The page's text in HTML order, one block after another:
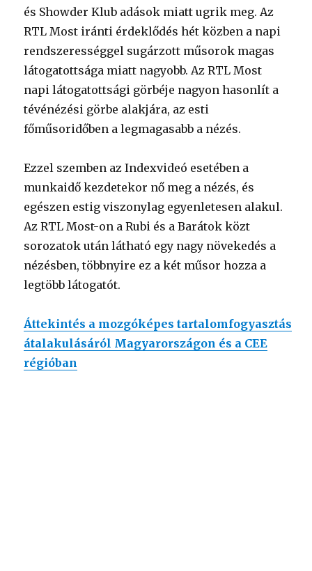
és Showder Klub adások miatt ugrik meg. Az
RTL Most iránti érdeklődés hét közben a napi
rendszerességgel sugárzott műsorok magas
látogatottsága miatt nagyobb. Az RTL Most
napi látogatottsági görbéje nagyon hasonlít a
tévénézési görbe alakjára, az esti
főműsoridőben a legmagasabb a nézés.
Ezzel szemben az Indexvideó esetében a
munkaidő kezdetekor nő meg a nézés, és
egészen estig viszonylag egyenletesen alakul.
Az RTL Most-on a Rubi és a Barátok közt
sorozatok után látható egy nagy növekedés a
nézésben, többnyire ez a két műsor hozza a
legtöbb látogatót.
Áttekintés a mozgóképes tartalomfogyasztás
átalakulásáról Magyarországon és a CEE
régióban